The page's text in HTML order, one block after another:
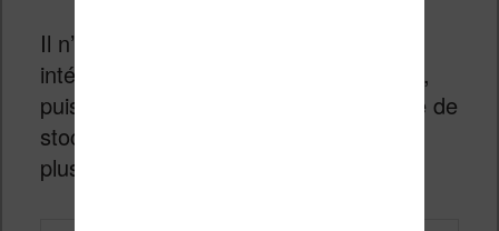
Il n’en fallait pas moins pour que les
intéressés se jettent sur cette machine,
puisqu’elle a été rapidement en rupture de
stock chez Bookeen et un peu partout
plus tard.